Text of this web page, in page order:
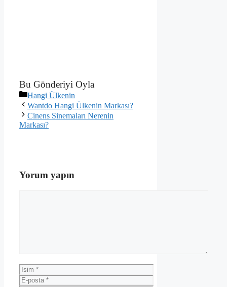
Bu Gönderiyi Oyla
Kategoriler
Hangi Ülkenin
Wantdo Hangi Ülkenin Markası?
Cinens Sinemaları Nerenin
Markası?
Yorum yapın
İsim
E-